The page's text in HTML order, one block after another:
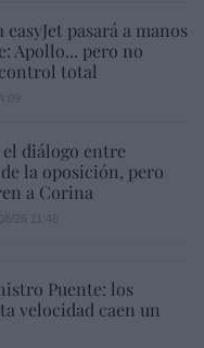
pasará a manos
Apollo... pero no
total
el diálogo entre
la oposición, pero
a Corina
Puente: los
velocidad caen un